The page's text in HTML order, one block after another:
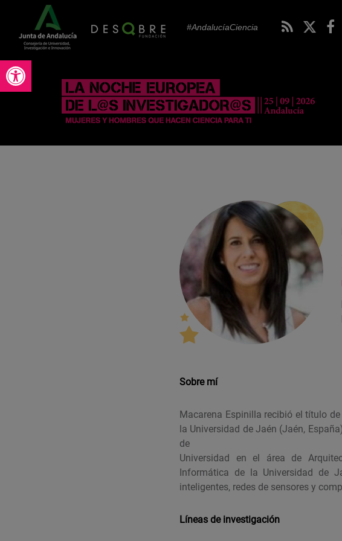
Abrir barra de herramientas
#AndalucíaCiencia
Sobre mí
Macarena Espinilla recibió el título
la Universidad de Jaén (Jaén,
de
Universidad en el área de
Informática de la Universidad de
inteligentes, redes de sensores y
Líneas de investigación